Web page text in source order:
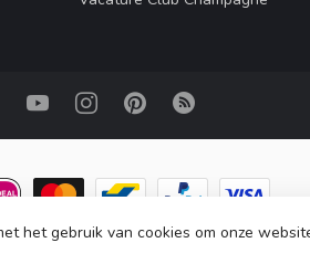
byLightspeed-Lightspeed designby
het gebruik van cookies om onze